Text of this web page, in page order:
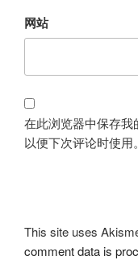
网站
在此浏览器中保存我
以便下次评论时使用。
This site uses
comment data is